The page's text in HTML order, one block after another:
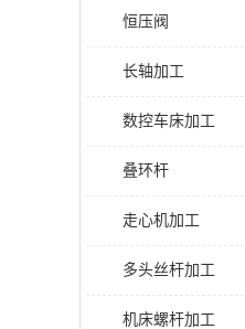
恒压阀
长轴加工
数控车床加工
叠环杆
走心机加工
多头丝杆加工
机床螺杆加工